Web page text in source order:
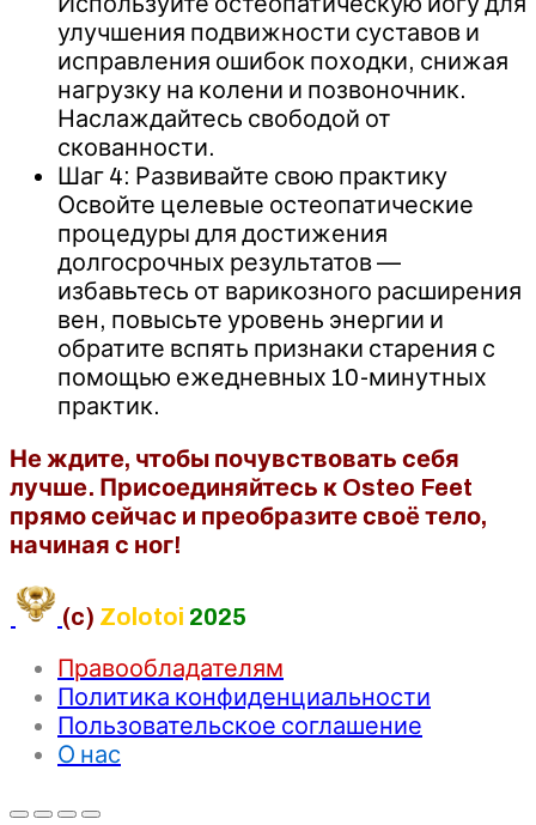
улучшения подвижности суставов и
исправления ошибок походки, снижая
нагрузку на колени и позвоночник.
Наслаждайтесь свободой от
скованности.
Шаг 4: Развивайте свою практику
Освойте целевые остеопатические
процедуры для достижения
долгосрочных результатов —
избавьтесь от варикозного расширения
вен, повысьте уровень энергии и
обратите вспять признаки старения с
помощью ежедневных 10-минутных
практик.
Не ждите, чтобы почувствовать себя
лучше. Присоединяйтесь к Osteo Feet
прямо сейчас и преобразите своё тело,
начиная с ног!
(c) Zolotoi 2025
Правообладателям
Политика конфиденциальности
Пользовательское соглашение
О нас